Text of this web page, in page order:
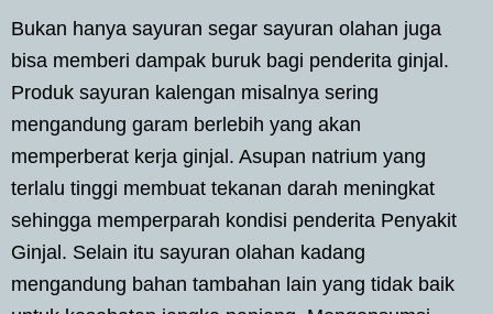
Bukan hanya sayuran segar sayuran olahan juga
bisa memberi dampak buruk bagi penderita ginjal.
Produk sayuran kalengan misalnya sering
mengandung garam berlebih yang akan
memperberat kerja ginjal. Asupan natrium yang
terlalu tinggi membuat tekanan darah meningkat
sehingga memperparah kondisi penderita Penyakit
Ginjal. Selain itu sayuran olahan kadang
mengandung bahan tambahan lain yang tidak baik